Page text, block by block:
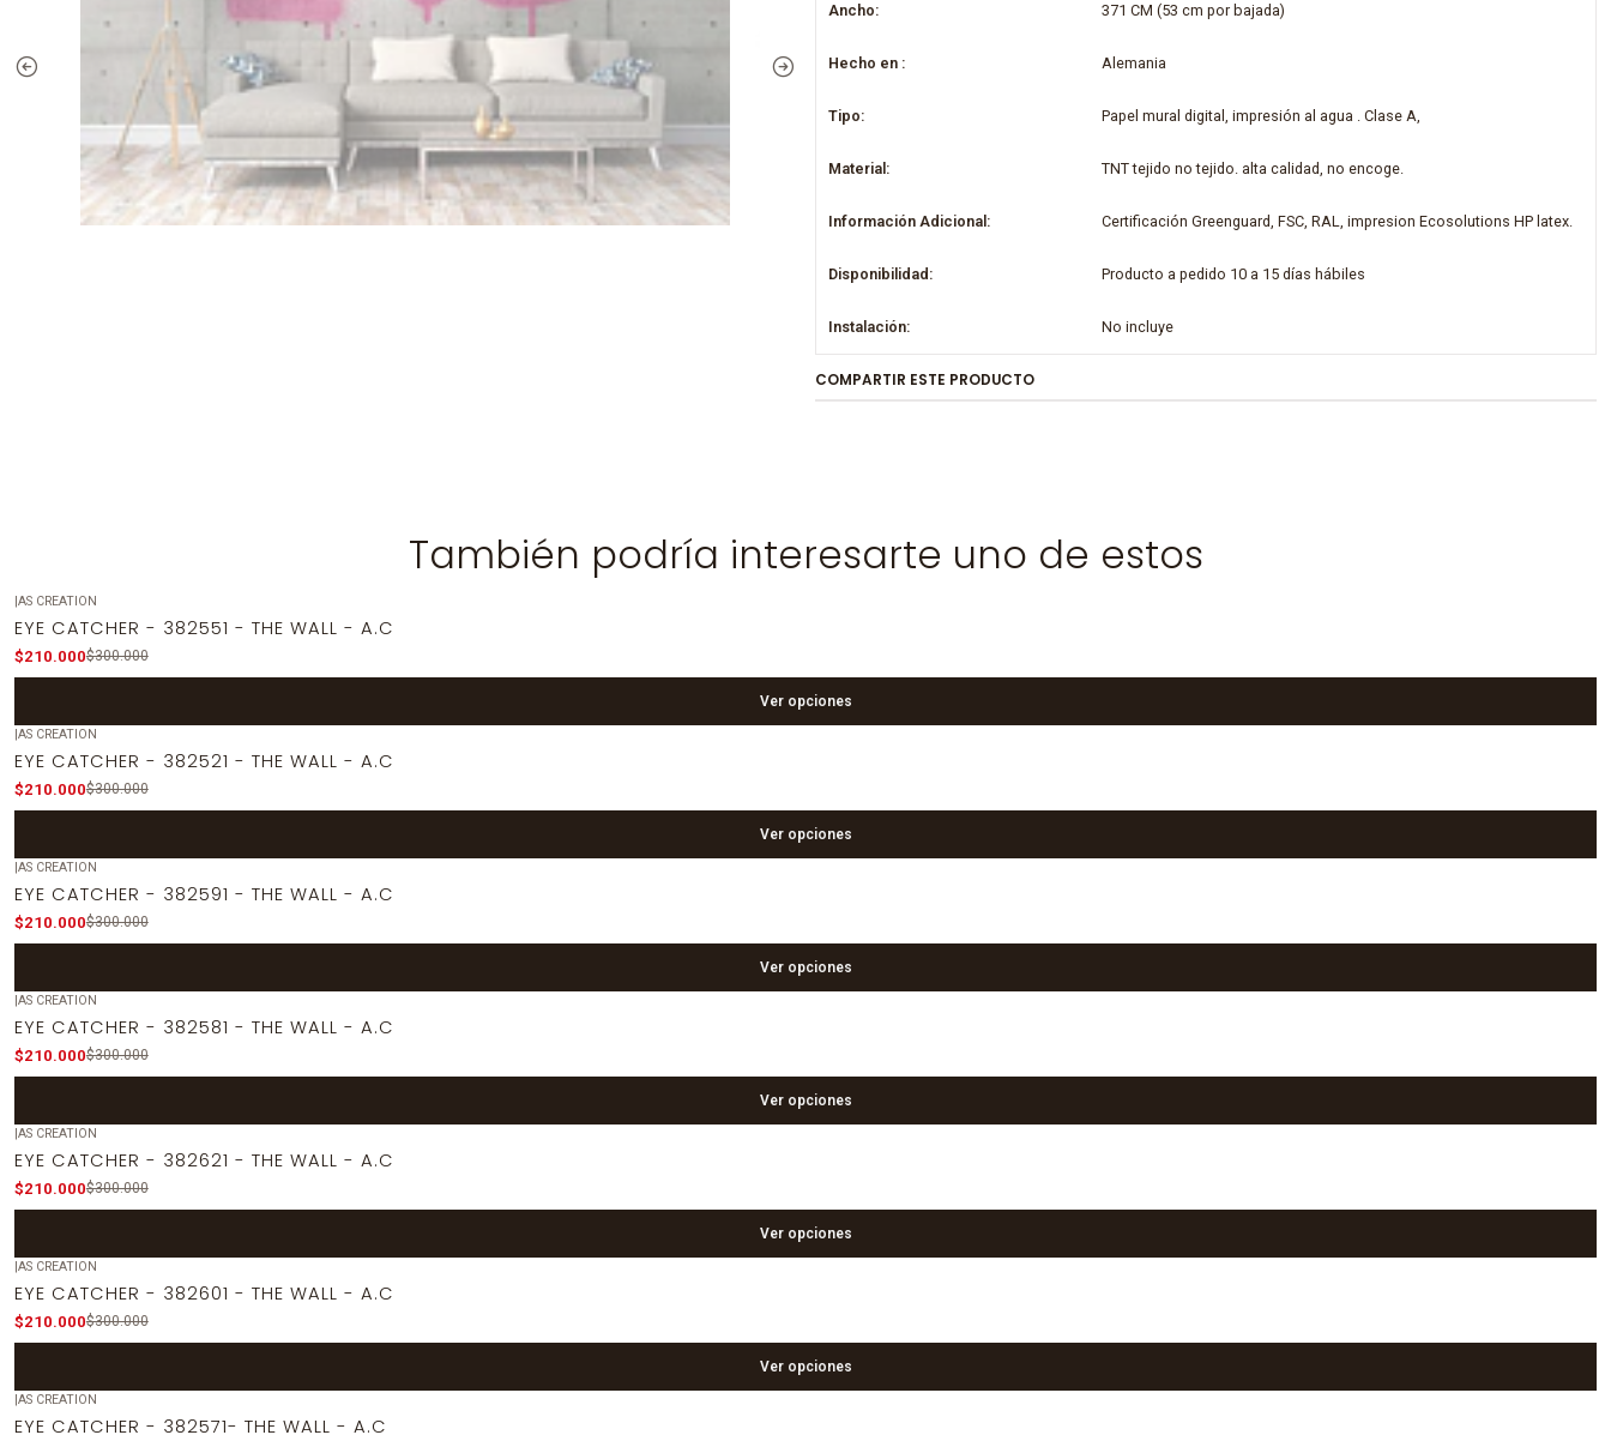
Ancho: 371 CM (53 cm por bajada)
Hecho en : Alemania
Tipo: Papel mural digital, impresión al agua . Clase A,
Material: TNT tejido no tejido. alta calidad, no encoge.
Información Adicional: Certificación Greenguard, FSC, RAL, impresion Ecosolutions HP latex.
Disponibilidad: Producto a pedido 10 a 15 días hábiles
Instalación: No incluye
COMPARTIR ESTE PRODUCTO
También podría interesarte uno de estos
|AS CREATION
EYE CATCHER - 382551 - THE WALL - A.C
$210.000$300.000
Ver opciones
|AS CREATION
EYE CATCHER - 382521 - THE WALL - A.C
$210.000$300.000
Ver opciones
|AS CREATION
EYE CATCHER - 382591 - THE WALL - A.C
$210.000$300.000
Ver opciones
|AS CREATION
EYE CATCHER - 382581 - THE WALL - A.C
$210.000$300.000
Ver opciones
|AS CREATION
EYE CATCHER - 382621 - THE WALL - A.C
$210.000$300.000
Ver opciones
|AS CREATION
EYE CATCHER - 382601 - THE WALL - A.C
$210.000$300.000
Ver opciones
|AS CREATION
EYE CATCHER - 382571- THE WALL - A.C